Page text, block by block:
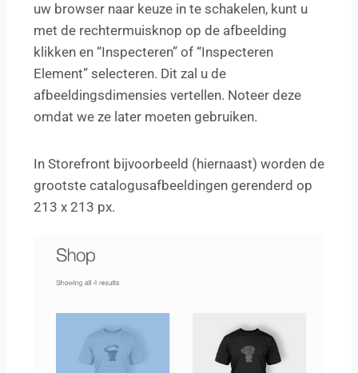
uw browser naar keuze in te schakelen, kunt u
met de rechtermuisknop op de afbeelding
klikken en “Inspecteren” of “Inspecteren
Element” selecteren. Dit zal u de
afbeeldingsdimensies vertellen. Noteer deze
omdat we ze later moeten gebruiken.
In Storefront bijvoorbeeld (hiernaast) worden de
grootste catalogusafbeeldingen gerenderd op
213 x 213 px.